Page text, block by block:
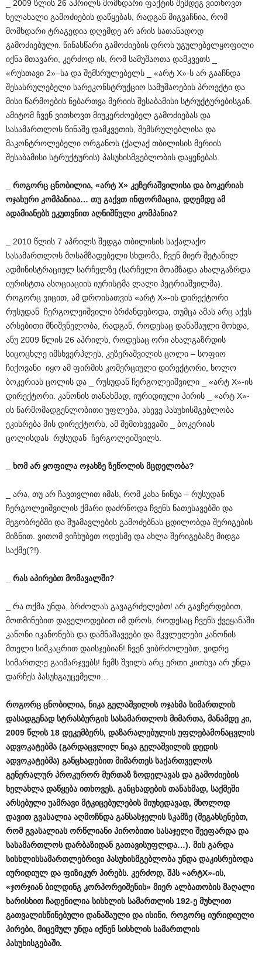
_ 2009 წლის 26 აპრილს მომხდარი ფაქტის შემდეგ ვითხოვთ
ხელახალი გამოძიების დაწყებას, რადგან მიგვაჩნია, რომ
მომხდარი ტრაგედია დღემდე არ არის სათანადოდ
გამოძიებული. წინასწარი გამოძიების დროს უგულებელყოფილი
იქნა მთავარი, კერძოდ ის, რომ სამუშაოთა დამკვეთს _
«რუსთავი 2»–სა და შემსრულებელს _ «არტ X»-ს არ გააჩნდა
შესასრულებელი სარეკონსტრუქციო სამუშაოების პროექტი და
მისი წარმოების ნებართვა მერიის შესაბამისი სტრუქტურებისგან.
ამიტომ ჩვენ ვითხოვთ მიუკერძოებელ გამოძიებას და
სასამართლოს წინაშე დამკვეთის, შემსრულებლისა და
მაკონტროლებელი ორგანოს (ქალაქ თბილისის მერიის
შესაბამისი სტრუქტურის) პასუხისმგებლობის დაყენებას.
როგორც ცნობილია, «არტ X» კეზერაშვილისა და ბოკერიას
ოჯახური კომპანიაა… თუ გაქვთ ინფორმაცია, დღემდე ამ
ადამიანებს ეკუთვნით აღნიშნული კომპანია?
_ 2010 წლის 7 აპრილს შედგა თბილისის საქალაქო
სასამართლოს მოსამზადებელი სხდომა, ჩვენ მიერ შეტანილ
ადმინისტრაციულ სარჩელზე (სარჩელი მოამზადა ახალგაზრდა
იურისტთა ასოციაციის იურისტმა ლალი პეტრიაშვილმა).
როგორც ვიცით, ამ დროისათვის «არტ X»-ის დირექტორი
რუსუდან ჩერგოლეიშვილი ბრძანდებოდა, თუმცა ამას არც აქვს
არსებითი მნიშვნელობა, რადგან, როდესაც დანაშაული მოხდა,
ანუ 2009 წლის 26 აპრილს, როდესაც ორი ახალგაზრდის
სიცოცხლე იმსხვერპლეს, კეზერაშვილის ცოლი – სოფიო
ჩიქოვანი იყო ამ ფირმის კომერციული დირექტორი, ხოლო
ბოკერიას ცოლის და _ რუსუდან ჩერგოლეიშვილი _ «არტ X»-ის
დირექტორი. კანონის თანახმად, იურიდიული პირის _ «არტ X»-
ის წარმომადგენლობითი უფლება, ასევე პასუხისმგებლობა
ეკისრება მის დირექტორს, ამ შემთხვევაში _ ბოკერიას
ცოლისდას რუსუდან ჩერგოლეიშვილს.
ხომ არ ყოფილა ოჯახზე ზეწოლის მცდელობა?
_ არა, თუ არ ჩავთვლით იმას, რომ კახა ნინუა – რუსუდან
ჩერგოლეიშვილის ქმარი დაძრწოდა ჩვენს ნათესავებში და
მეგობრებში და შუამავლების გამოძებნას ცდილობდა შერიგების
მიზნით. ვითომ ვიჩხუბეთ ოდესმე და ახლა შერიგებაზე მიდგა
საქმე(?!).
რას აპირებთ მომავალში?
_ რა თქმა უნდა, ბრძოლას გავაგრძელებთ! არ გავჩერდებით,
მოთმინებით დაველოდებით იმ დროს, როდესაც ჩვენს ქვეყანაში
კანონი იკანონებს და დამნაშავეები და მკვლელები კანონის
მთელი სიმკაცრით დაისჯებიან! ჩვენ ვიბრძოლებთ, ვიდრე
სიმართლე გაიმარჯვებს! ჩემს შვილს არც ერთი კითხვა არ უნდა
დარჩეს პასუხგაუცემელი…
როგორც ცნობილია, ნიკა გელაშვილის ოჯახმა სიმართლის
დასადგენად სტრასბურგის სასამართლოს მიმართა, მანამდე კი,
2009 წლის18 დეკემბერს, დაზარალებულის უფლებამონაცვლის
ადვოკატებმა (გარდაცვლილ ნიკა გელაშვილის დედის
ადვოკატებმა) განცხადებით მიმართეს საქართველოს
გენერალურ პროკურორ მურთაზ ზოდელავას და გამოძიების
ხელახლა დაწყება ითხოვეს. განცხადების თანახმად, საქმეში
არსებული უამრავი მტკიცებულების მიუხედავად, მხოლოდ
დავით გვასალია აღმოჩნდა განსასჯელის სკამზე (შეგახსენებთ,
რომ გვასალიას ორწლიანი პირობითი სასაჯელი შეეფარდა და
სასამართლოს დარბაზიდან გათავისუფლდა…). მის გარდა
სისხლისსამართლებრივი პასუხისმგებლობა უნდა დაკისრებოდა
იურიდიულ და ფიზიკურ პირებს. კერძოდ, შპს«არტX»-ის,
«ჯორჯიან ბილდინგ კორპორეიშენის» მიერ ალბათობის მაღალი
ხარისხით ჩადენილია სისხლის სამართლის192-ე მუხლით
გათვალისწინებული დანაშაული და ისინი, როგორც იურიდიული
პირები, მიცემულ უნდა იქნენ სისხლის სამართლის
პასუხისგებაში.